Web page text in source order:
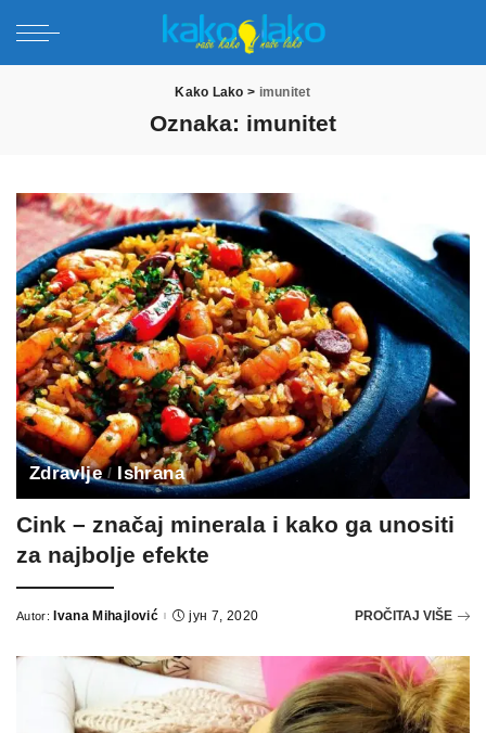
Kako Lako > imunitet
Oznaka: imunitet
Zdravlje Ishrana
Cink – značaj minerala i kako ga unositi
za najbolje efekte
Autor: Ivana Mihajlović јун 7, 2020 PROČITAJ VIŠE